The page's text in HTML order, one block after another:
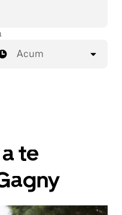
Acum
te